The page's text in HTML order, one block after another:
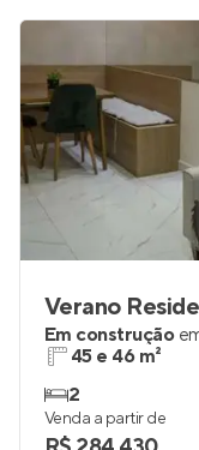
Verano
Em construção
45 e 46 m²
2
Venda a partir de